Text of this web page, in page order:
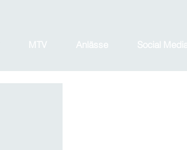
MTV Anlässe Social